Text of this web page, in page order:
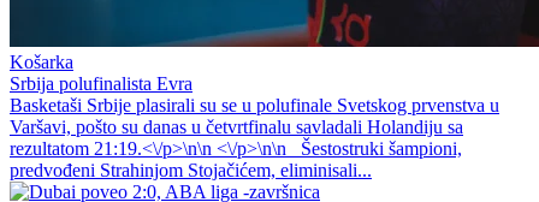
Košarka
Srbija polufinalista Evra
Basketaši Srbije plasirali su se u polufinale Svetskog prvenstva u
Varšavi, pošto su danas u četvrtfinalu savladali Holandiju sa
rezultatom 21:19.<\/p>\n\n <\/p>\n\n Šestostruki šampioni,
predvođeni Strahinjom Stojačićem, eliminisali...